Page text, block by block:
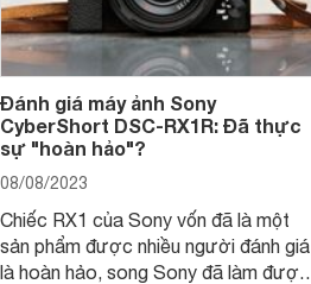
Đánh giá máy ảnh Sony
CyberShort DSC-RX1R: Đã thực
sự "hoàn hảo"?
08/08/2023
Chiếc RX1 của Sony vốn đã là một
sản phẩm được nhiều người đánh giá
là hoàn hảo, song Sony đã làm được